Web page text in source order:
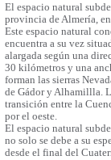
El espacio natural
provincia de Almería,
Este espacio natural
encuentra a su vez
alargada según una
30 kilómetros y una
forman las sierras
de Gádor y Alhamillla.
transición entre la
por el oeste.
El espacio natural
no solo se debe a su
desde el final del